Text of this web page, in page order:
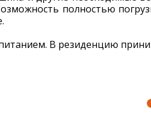
полностью
В резиденцию